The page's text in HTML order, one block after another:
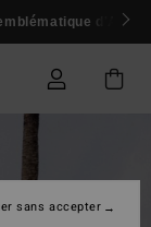
d'Andy
sans accepter